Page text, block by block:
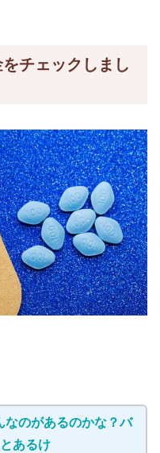
チェックしまし
なのがあるのかな？バ
あるけ